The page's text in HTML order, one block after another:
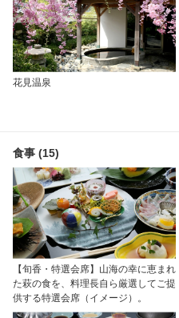
花見温泉
食事 (15)
【旬香・特選会席】山海の幸に恵まれ
た萩の食を、料理長自ら厳選してご提
供する特選会席（イメージ）。